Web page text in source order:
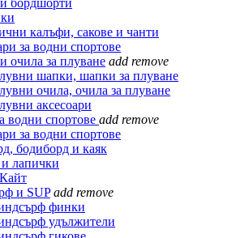
бордшорти
калъфи, сакове и чанти
за водни спортове
очила за плуване add remove
шапки, шапки за плуване
очила, очила за плуване
аксесоари
водни спортове add remove
за водни спортове
бодиборд и каяк
лапички
и SUP add remove
финки
удължители